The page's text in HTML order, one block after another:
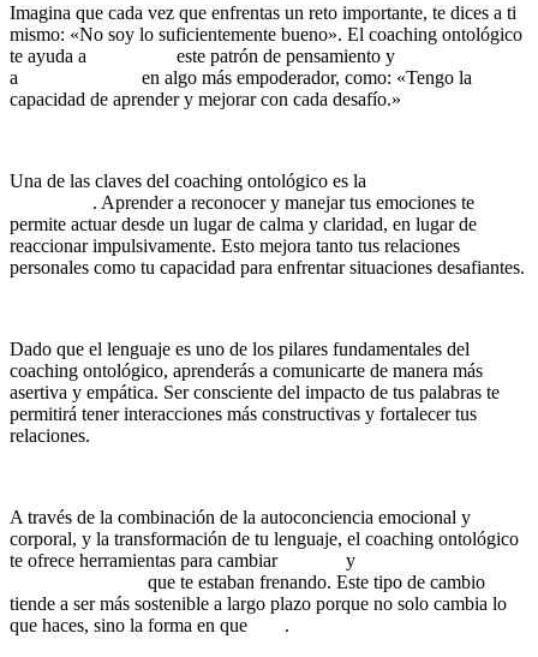
Imagina que cada vez que enfrentas un reto importante, te dices a ti
mismo: «No soy lo suficientemente bueno». El coaching ontológico
te ayuda a
este patrón de pensamiento y
a
en algo más empoderador, como: «Tengo la
capacidad de aprender y mejorar con cada desafío.»
Una de las claves del coaching ontológico es la
. Aprender a reconocer y manejar tus emociones te
permite actuar desde un lugar de calma y claridad, en lugar de
reaccionar impulsivamente. Esto mejora tanto tus relaciones
personales como tu capacidad para enfrentar situaciones desafiantes.
Dado que el lenguaje es uno de los pilares fundamentales del
coaching ontológico, aprenderás a comunicarte de manera más
asertiva y empática. Ser consciente del impacto de tus palabras te
permitirá tener interacciones más constructivas y fortalecer tus
relaciones.
A través de la combinación de la autoconciencia emocional y
corporal, y la transformación de tu lenguaje, el coaching ontológico
te ofrece herramientas para cambiar
y
que te estaban frenando. Este tipo de cambio
tiende a ser más sostenible a largo plazo porque no solo cambia lo
que haces, sino la forma en que
.